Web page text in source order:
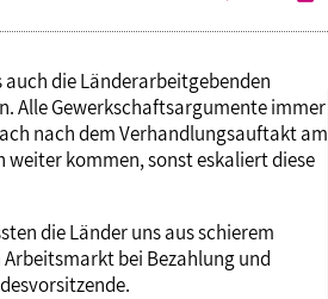
die Länderarbeitgebenden
Alle Gewerkschaftsargumente immer
nach dem Verhandlungsauftakt am
weiter kommen, sonst eskaliert diese
die Länder uns aus schierem
bei Bezahlung und